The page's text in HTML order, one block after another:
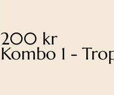
200 kr
Kombo 1 -